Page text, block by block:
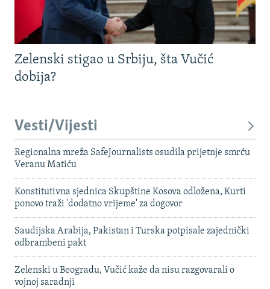
Zelenski stigao u Srbiju, šta Vučić
dobija?
Vesti/Vijesti
Regionalna mreža SafeJournalists osudila prijetnje smrću
Veranu Matiću
Konstitutivna sjednica Skupštine Kosova odložena, Kurti
ponovo traži 'dodatno vrijeme' za dogovor
Saudijska Arabija, Pakistan i Turska potpisale zajednički
odbrambeni pakt
Zelenski u Beogradu, Vučić kaže da nisu razgovarali o
vojnoj saradnji